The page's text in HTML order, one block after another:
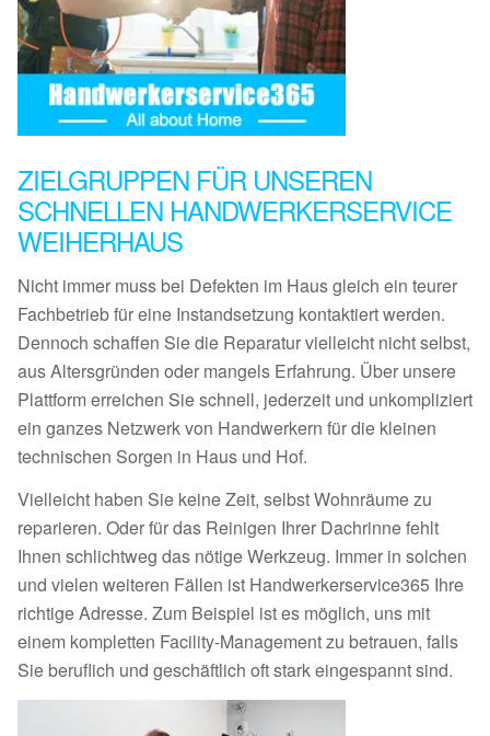
ZIELGRUPPEN FÜR UNSEREN
SCHNELLEN HANDWERKERSERVICE
WEIHERHAUS
Nicht immer muss bei Defekten im Haus gleich ein teurer
Fachbetrieb für eine Instandsetzung kontaktiert werden.
Dennoch schaffen Sie die Reparatur vielleicht nicht selbst,
aus Altersgründen oder mangels Erfahrung. Über unsere
Plattform erreichen Sie schnell, jederzeit und unkompliziert
ein ganzes Netzwerk von Handwerkern für die kleinen
technischen Sorgen in Haus und Hof.
Vielleicht haben Sie keine Zeit, selbst Wohnräume zu
reparieren. Oder für das Reinigen Ihrer Dachrinne fehlt
Ihnen schlichtweg das nötige Werkzeug. Immer in solchen
und vielen weiteren Fällen ist Handwerkerservice365 Ihre
richtige Adresse. Zum Beispiel ist es möglich, uns mit
einem kompletten Facility-Management zu betrauen, falls
Sie beruflich und geschäftlich oft stark eingespannt sind.